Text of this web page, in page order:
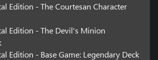
Edition - The Courtesan Character
Edition - The Devil's Minion
Edition - Base Game: Legendary Deck